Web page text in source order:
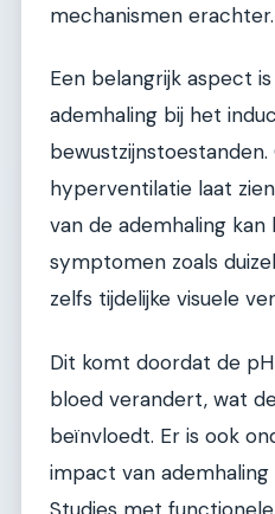
mechanismen erachter.
Een belangrijk aspect
ademhaling bij het
hyperventilatie laat
van de ademhaling kan
symptomen zoals
zelfs tijdelijke visuele
Dit komt doordat de
bloed verandert, wat
beïnvloedt. Er is ook
impact van